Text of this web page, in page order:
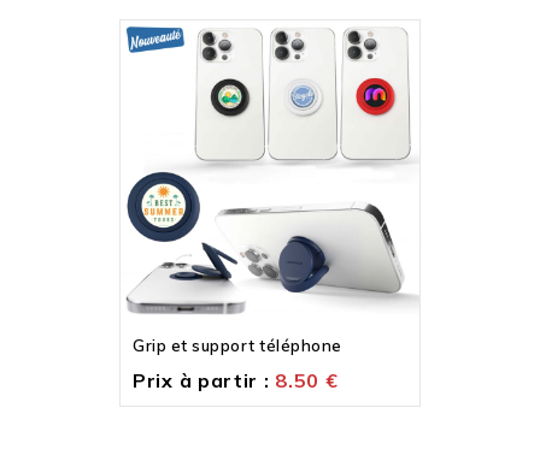
Grip et support téléphone
Prix à partir : 8.50 €